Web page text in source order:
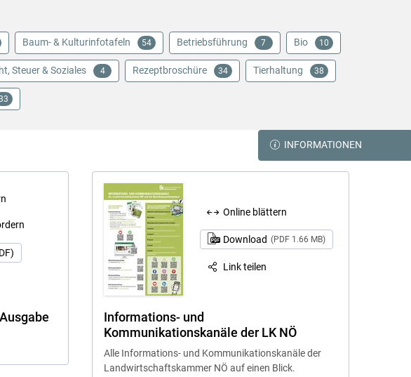
Baum- & Kulturinfotafeln 54 Betriebsführung 7 Bio 10
Steuer & Soziales 4 Rezeptbroschüre 34 Tierhaltung 38
INFORMATIONEN
Online blättern
Download (PDF 1.66 MB)
Link teilen
Informations- und
Kommunikationskanäle der LK NÖ
Alle Informations- und Kommunikationskanäle der
Landwirtschaftskammer NÖ auf einen Blick.